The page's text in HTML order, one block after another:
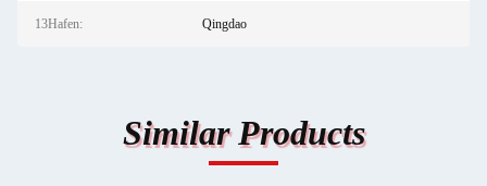
13Hafen: Qingdao
Similar Products